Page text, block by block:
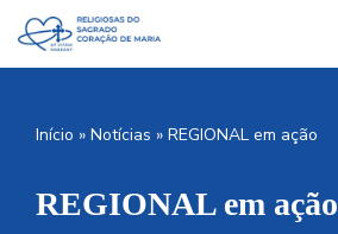
Pular
Início » Notícias » REGIONAL em ação
REGIONAL em ação